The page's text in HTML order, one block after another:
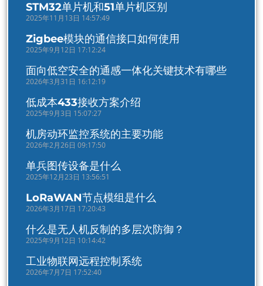
STM32单片机和51单片机区别
2025年11月13日 14:57:49
Zigbee模块的通信接口如何使用
2025年9月12日 17:12:24
面向低空安全的通感一体化关键技术有哪些
2026年3月31日 16:12:19
低成本433接收方案介绍
2025年9月3日 15:07:27
机房动环监控系统的主要功能
2026年2月26日 09:17:50
单兵图传设备是什么
2025年12月23日 13:56:51
LoRaWAN节点模组是什么
2026年3月17日 17:20:43
什么是无人机反制的多层次防御？
2025年9月12日 10:14:42
工业物联网远程控制系统
2026年7月7日 17:52:40